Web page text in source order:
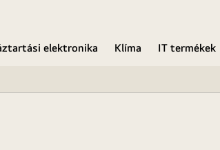
elektronika Klíma IT termékek